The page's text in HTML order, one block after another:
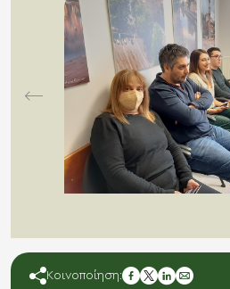
Κοινοποίηση: facebook
twitter
linkedin
mail